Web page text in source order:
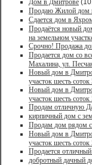
Дом в Дмитрове
Продаю Жилой дом
Сдается дом в
Продаётся новый
на земельном
Срочно! Продажа
Продается дом со
Махалина, ул.
Новый дом в
участок шесть
Новый дом в
участок шесть
Продам отличную
кирпичный дом с
Продам дом рядом
Новый дом в
участок шесть
Продается
добротный дачный